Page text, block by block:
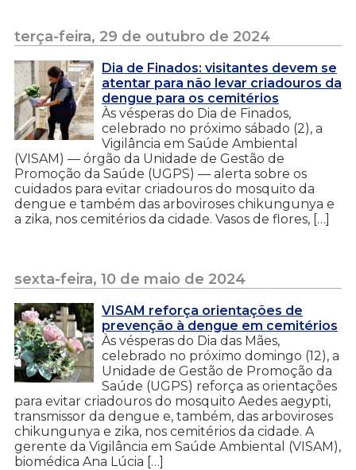
terça-feira, 29 de outubro de 2024
Dia de Finados: visitantes devem se
atentar para não levar criadouros da
dengue para os cemitérios
Às vésperas do Dia de Finados,
celebrado no próximo sábado (2), a
Vigilância em Saúde Ambiental
(VISAM) — órgão da Unidade de Gestão de
Promoção da Saúde (UGPS) — alerta sobre os
cuidados para evitar criadouros do mosquito da
dengue e também das arboviroses chikungunya e
a zika, nos cemitérios da cidade. Vasos de flores, […]
sexta-feira, 10 de maio de 2024
VISAM reforça orientações de
prevenção à dengue em cemitérios
Às vésperas do Dia das Mães,
celebrado no próximo domingo (12), a
Unidade de Gestão de Promoção da
Saúde (UGPS) reforça as orientações
para evitar criadouros do mosquito Aedes aegypti,
transmissor da dengue e, também, das arboviroses
chikungunya e zika, nos cemitérios da cidade. A
gerente da Vigilância em Saúde Ambiental (VISAM),
biomédica Ana Lúcia […]